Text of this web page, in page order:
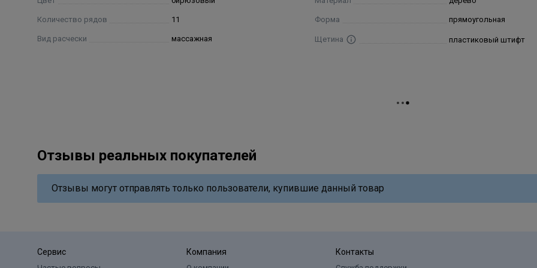
Количество рядов 11
Вид расчески массажная
Форма прямоугольная
Щетина пластиковый штифт
Отзывы реальных покупателей
Отзывы могут отправлять только пользователи, купившие данный товар
Сервис Компания Контакты